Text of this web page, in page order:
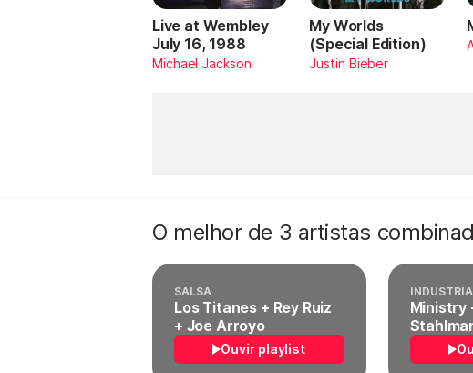
Live at Wembley
July 16, 1988
Michael Jackson
My Worlds
(Special Edition)
Justin Bieber
O melhor de 3 artistas
SALSA
Los Titanes + Rey Ruiz
+ Joe Arroyo
Ouvir playlist
Ministry